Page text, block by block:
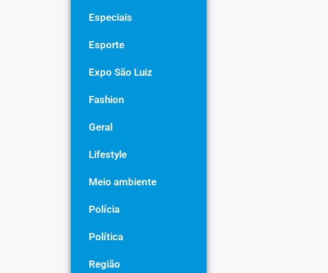
Especiais
Esporte
Expo São Luiz
Fashion
Geral
Lifestyle
Meio ambiente
Polícia
Política
Região